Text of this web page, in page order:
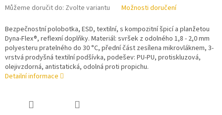
Můžeme doručit do: Zvolte variantu Možnosti doručení
Bezpečnostní polobotka, ESD, textilní, s kompozitní špicí a planžetou
Dyna-Flex®, reflexní doplňky. Materiál: svršek z odolného 1,8 - 2,0 mm
polyesteru pratelného do 30 °C, přední část zesílena mikrovláknem, 3-
vrstvá prodyšná textilní podšívka, podešev: PU-PU, protiskluzová,
olejivzdorná, antistatická, odolná proti propichu.
Detailní informace